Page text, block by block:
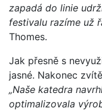
zapadá do linie
festivalu razíme už
Thomes.
Jak přesně s
jasné. Nakonec
„Naše katedra
optimalizovala